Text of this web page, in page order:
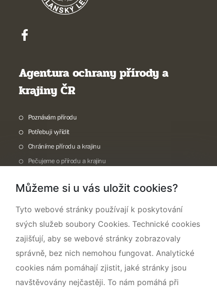
Agentura ochrany přírody a
krajiny ČR
Poznávám přírodu
Potřebuji vyřídit
Chráníme přírodu a krajinu
Pečujeme o přírodu a krajinu
O nás
Můžeme si u vás uložit cookies?
Tyto webové stránky používají k poskytování
svých služeb soubory Cookies. Technické cookies
zajišťují, aby se webové stránky zobrazovaly
správně, bez nich nemohou fungovat. Analytické
cookies nám pomáhají zjistit, jaké stránky jsou
navštěvovány nejčastěji. To nám pomáhá při